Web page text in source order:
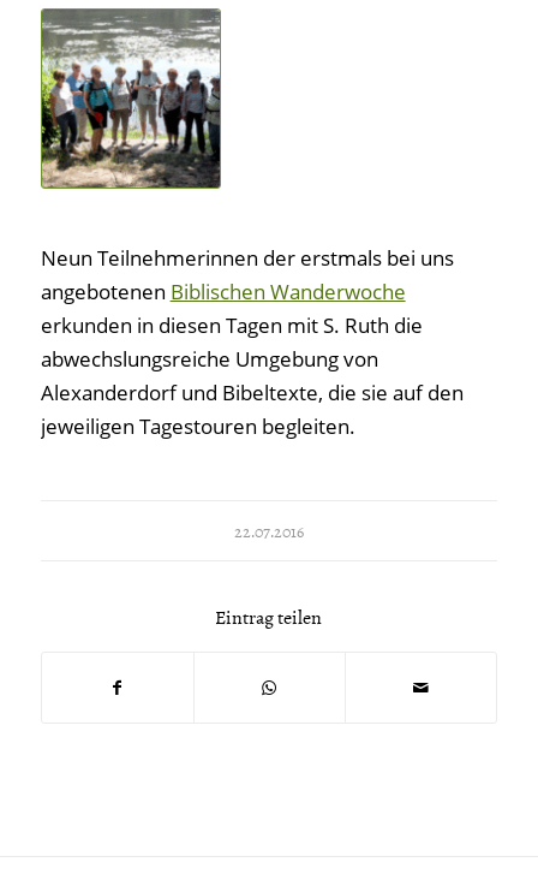
Neun Teilnehmerinnen der erstmals bei uns
angebotenen Biblischen Wanderwoche
erkunden in diesen Tagen mit S. Ruth die
abwechslungsreiche Umgebung von
Alexanderdorf und Bibeltexte, die sie auf den
jeweiligen Tagestouren begleiten.
22.07.2016
Eintrag teilen